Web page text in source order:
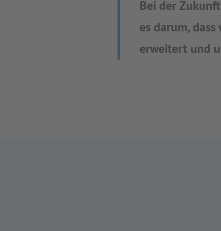
Bei der
es darum,
erweitert und